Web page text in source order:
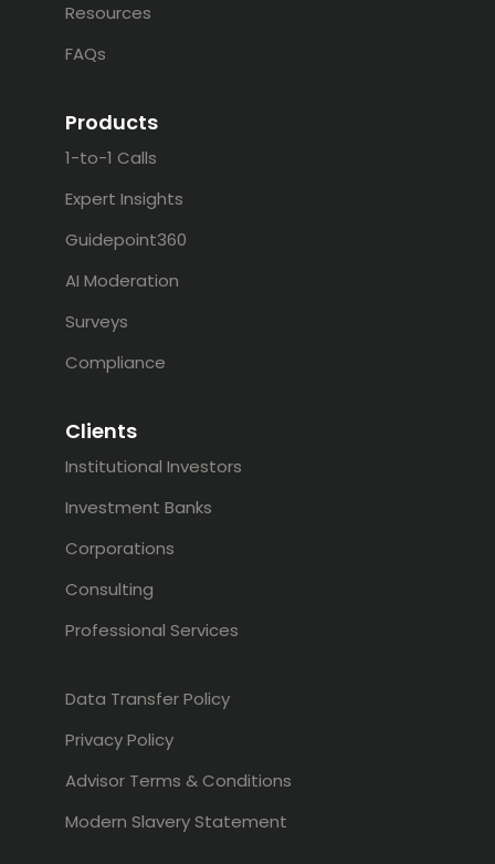
Resources
FAQs
Products
1-to-1 Calls
Expert Insights
Guidepoint360
AI Moderation
Surveys
Compliance
Clients
Institutional Investors
Investment Banks
Corporations
Consulting
Professional Services
Data Transfer Policy
Privacy Policy
Advisor Terms & Conditions
Modern Slavery Statement